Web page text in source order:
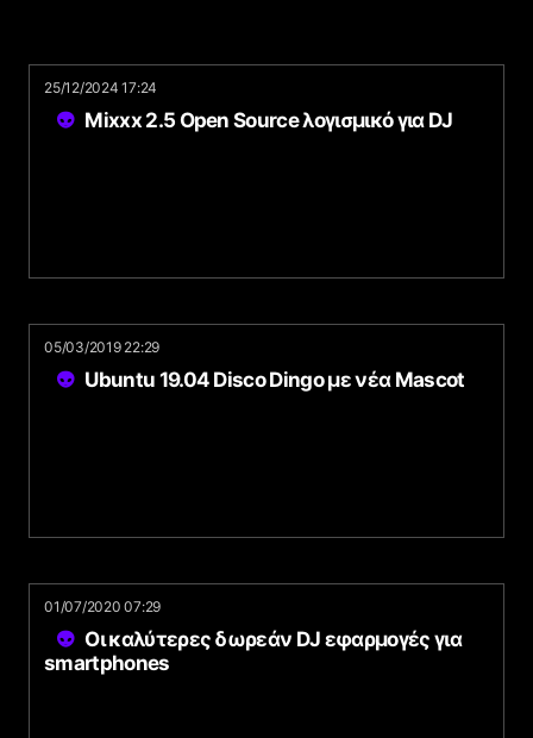
25/12/2024 17:24
Mixxx 2.5 Open Source λογισμικό για DJ
05/03/2019 22:29
Ubuntu 19.04 Disco Dingo με νέα Mascot
01/07/2020 07:29
Οι καλύτερες δωρεάν DJ εφαρμογές για
smartphones